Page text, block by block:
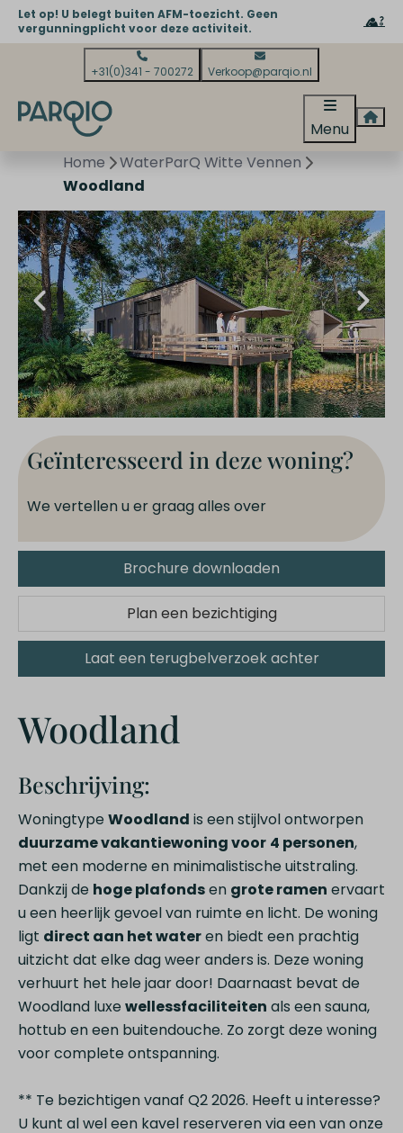
Let op! U belegt buiten AFM-toezicht. Geen
vergunningplicht voor deze activiteit.
+31(0)341 - 700272 Verkoop@parqio.nl
Menu
Home
WaterParQ Witte Vennen
Woodland
Geïnteresseerd in deze woning?
We vertellen u er graag alles over
Brochure downloaden
Plan een bezichtiging
Laat een terugbelverzoek achter
Woodland
Beschrijving:
Woningtype Woodland is een stijlvol ontworpen
duurzame vakantiewoning voor 4 personen,
met een moderne en minimalistische uitstraling.
Dankzij de hoge plafondsen grote ramen ervaart
u een heerlijk gevoel van ruimte en licht. De woning
ligt direct aan het wateren biedt een prachtig
uitzicht dat elke dag weer anders is. Deze woning
verhuurt het hele jaar door! Daarnaast bevat de
Woodland luxe wellessfaciliteiten als een sauna,
hottub en een buitendouche. Zo zorgt deze woning
voor complete ontspanning.
** Te bezichtigen vanaf Q2 2026. Heeft u interesse?
U kunt al wel een kavel reserveren via een van onze